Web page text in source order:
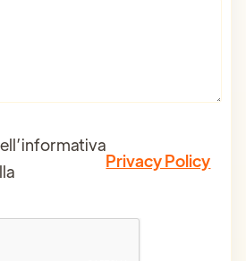
Privacy Policy